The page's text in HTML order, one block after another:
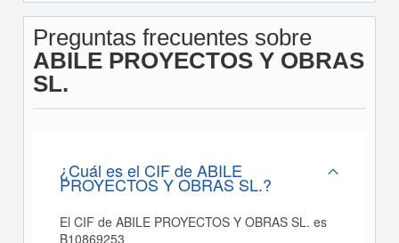
Preguntas frecuentes sobre
ABILE PROYECTOS Y OBRAS
SL.
¿Cuál es el CIF de ABILE
PROYECTOS Y OBRAS SL.?
El CIF de ABILE PROYECTOS Y OBRAS SL. es
B10869253